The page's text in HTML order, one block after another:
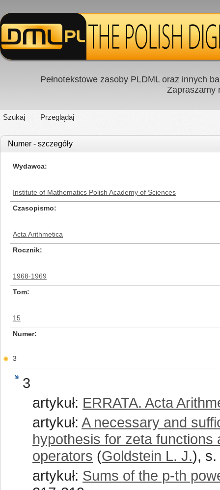
Pełnotekstowe zasoby PLDML oraz innych
Zapraszamy
Szukaj Przeglądaj
Numer - szczegóły
Wydawca
Institute of Mathematics Polish Academy of Sciences
Czasopismo
Acta Arithmetica
Rocznik
1968-1969
Tom
15
Numer
3
3
artykuł: ERRATA. Acta
artykuł: A necessary and
hypothesis for zeta
operators (Goldstein L. J.), s.
artykuł: Sums of the p-th